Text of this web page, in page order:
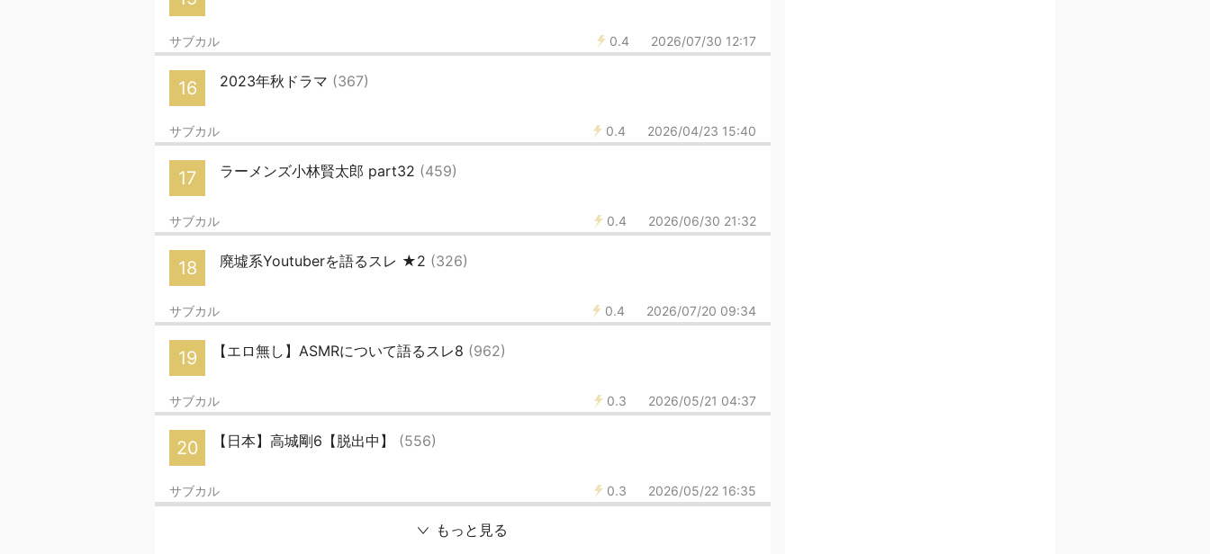
0.4 2026/07/30 12:17
サブカル
16 2023年秋ドラマ (367)
0.4 2026/04/23 15:40
サブカル
17 ラーメンズ小林賢太郎 part32 (459)
0.4 2026/06/30 21:32
サブカル
18 廃墟系Youtuberを語るスレ ★2 (326)
0.4 2026/07/20 09:34
サブカル
19 【エロ無し】ASMRについて語るスレ8 (962)
0.3 2026/05/21 04:37
サブカル
20 【日本】高城剛6【脱出中】 (556)
0.3 2026/05/22 16:35
サブカル
もっと見る